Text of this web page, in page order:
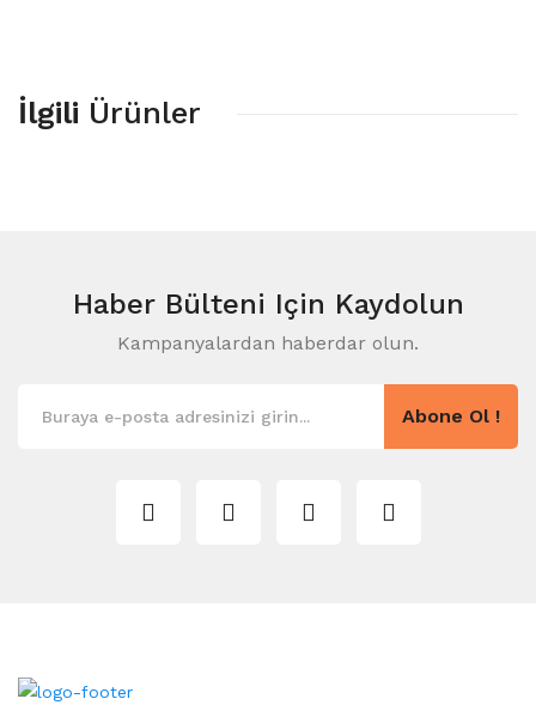
İlgili Ürünler
Haber Bülteni Için Kaydolun
Kampanyalardan haberdar olun.
Abone Ol !